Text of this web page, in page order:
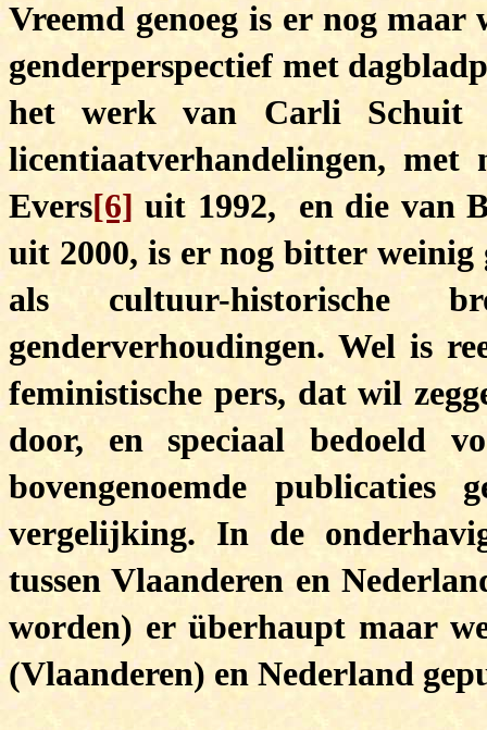
Vreemd genoeg is er nog
genderperspectief met
het werk van Carli Schuit
licentiaatverhandelingen, met
Evers[6] uit 1992, en die van
uit 2000, is er nog bitter
als cultuur-
genderverhoudingen. Wel is
feministische pers, dat wil
door, en speciaal bedoeld
bovengenoemde publicaties
vergelijking. In de
tussen Vlaanderen en
worden) er überhaupt maar
(Vlaanderen) en Nederland